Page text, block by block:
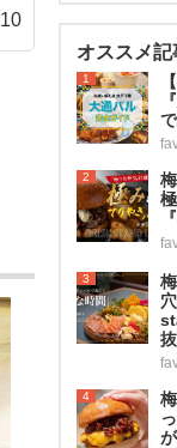
10
オススメ記
1
2
3
4